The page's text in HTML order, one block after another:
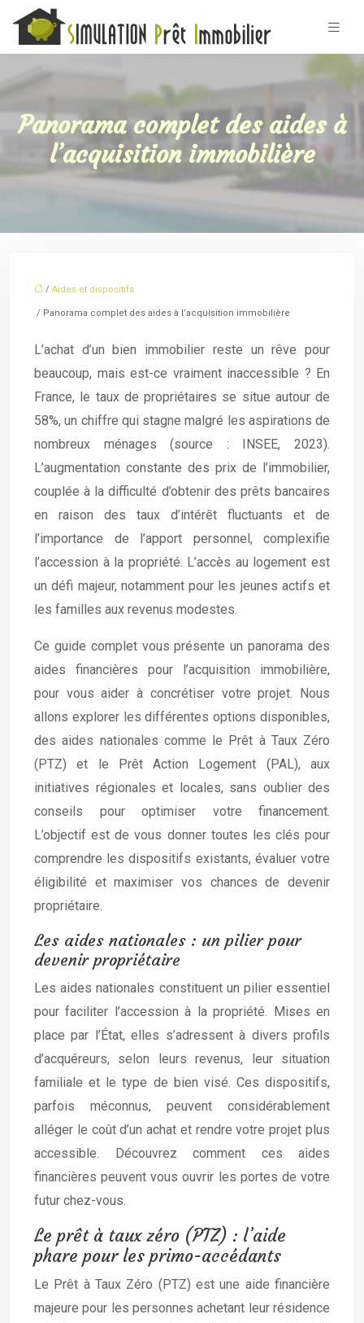
Panorama complet des aides à
l’acquisition immobilière
/ Aides et dispositifs
/ Panorama complet des aides à l’acquisition immobilière
L’achat d’un bien immobilier reste un rêve pour
beaucoup, mais est-ce vraiment inaccessible ? En
France, le taux de propriétaires se situe autour de
58%, un chiffre qui stagne malgré les aspirations de
nombreux ménages (source : INSEE, 2023).
L’augmentation constante des prix de l’immobilier,
couplée à la difficulté d’obtenir des prêts bancaires
en raison des taux d’intérêt fluctuants et de
l’importance de l’apport personnel, complexifie
l’accession à la propriété. L’accès au logement est
un défi majeur, notamment pour les jeunes actifs et
les familles aux revenus modestes.
Ce guide complet vous présente un panorama des
aides financières pour l’acquisition immobilière,
pour vous aider à concrétiser votre projet. Nous
allons explorer les différentes options disponibles,
des aides nationales comme le Prêt à Taux Zéro
(PTZ) et le Prêt Action Logement (PAL), aux
initiatives régionales et locales, sans oublier des
conseils pour optimiser votre financement.
L’objectif est de vous donner toutes les clés pour
comprendre les dispositifs existants, évaluer votre
éligibilité et maximiser vos chances de devenir
propriétaire.
Les aides nationales : un pilier pour
devenir propriétaire
Les aides nationales constituent un pilier essentiel
pour faciliter l’accession à la propriété. Mises en
place par l’État, elles s’adressent à divers profils
d’acquéreurs, selon leurs revenus, leur situation
familiale et le type de bien visé. Ces dispositifs,
parfois méconnus, peuvent considérablement
alléger le coût d’un achat et rendre votre projet plus
accessible. Découvrez comment ces aides
financières peuvent vous ouvrir les portes de votre
futur chez-vous.
Le prêt à taux zéro (PTZ) : l’aide
phare pour les primo-accédants
Le Prêt à Taux Zéro (PTZ) est une aide financière
majeure pour les personnes achetant leur résidence